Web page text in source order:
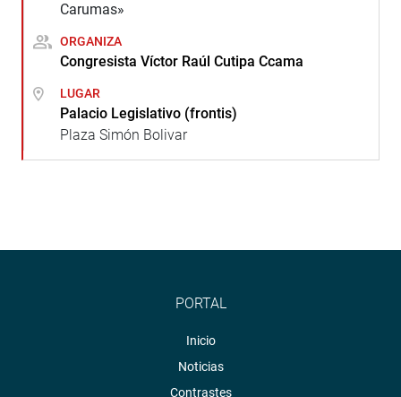
Carumas»
ORGANIZA
Congresista Víctor Raúl Cutipa Ccama
LUGAR
Palacio Legislativo (frontis)
Plaza Simón Bolivar
PORTAL
Inicio
Noticias
Contrastes